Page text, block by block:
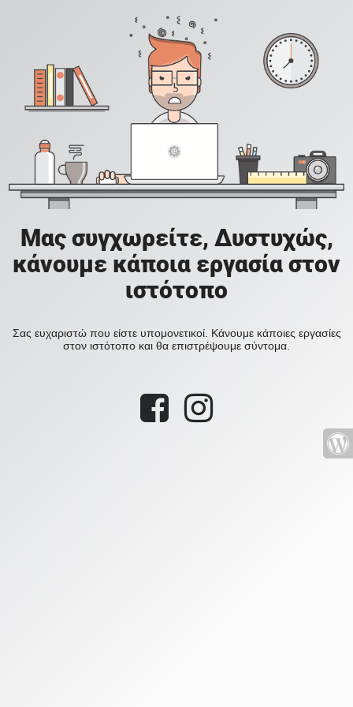
Μας συγχωρείτε, Δυστυχώς,
κάνουμε κάποια εργασία στον
ιστότοπο
Σας ευχαριστώ που είστε υπομονετικοί. Κάνουμε κάποιες εργασίες
στον ιστότοπο και θα επιστρέψουμε σύντομα.